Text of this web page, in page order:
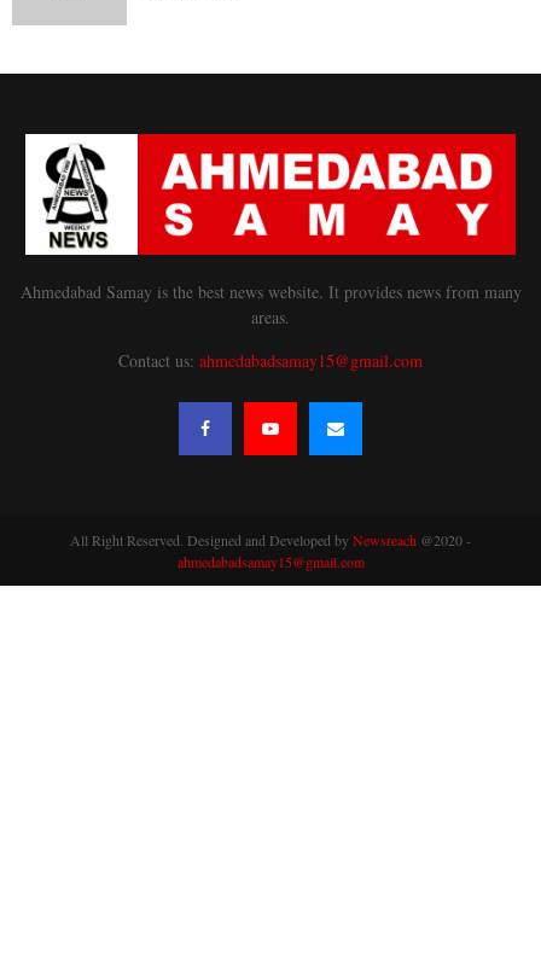
Ahmedabad Samay is the best news website. It provides news from many
areas.
Contact us: ahmedabadsamay15@gmail.com
All Right Reserved. Designed and Developed byNewsreach @2020 -
ahmedabadsamay15@gmail.com